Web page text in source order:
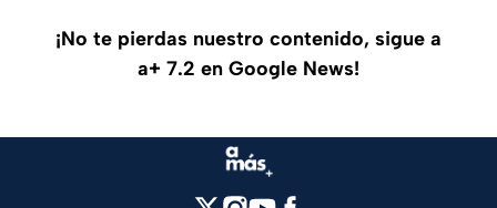
¡No te pierdas nuestro contenido, sigue a
a+ 7.2 en Google News!